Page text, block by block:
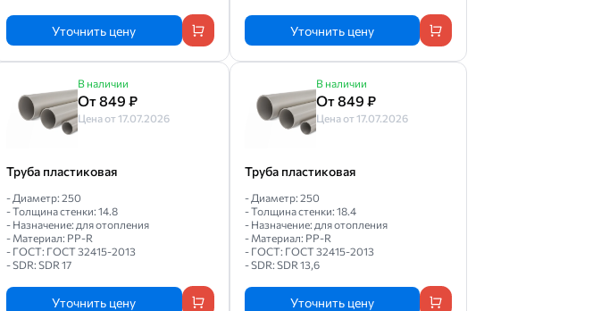
Уточнить цену Уточнить цену
В наличии
От 849 ₽
Цена от 17.07.2026
Труба пластиковая
- Диаметр: 250
- Толщина стенки: 14.8
- Назначение: для отопления
- Материал: PP-R
- ГОСТ: ГОСТ 32415-2013
- SDR: SDR 17
Уточнить цену
В наличии
От 849 ₽
Цена от 17.07.2026
Труба пластиковая
- Диаметр: 250
- Толщина стенки: 18.4
- Назначение: для отопления
- Материал: PP-R
- ГОСТ: ГОСТ 32415-2013
- SDR: SDR 13,6
Уточнить цену